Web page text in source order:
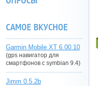
САМОЕ ВКУСНОЕ
Garmin Mobile XT 6.00.10
(gps навигатор для
смартфонов с symbian 9.4)
Jimm 0.5.2b